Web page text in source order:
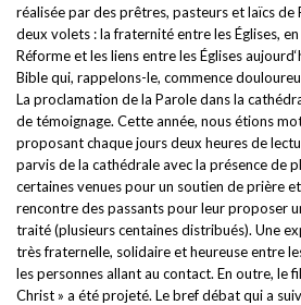
réalisée par des prêtres, pasteurs et laïcs
deux volets : la fraternité entre les Églises,
Réforme et les liens entre les Églises
Bible qui, rappelons-le, commence
La proclamation de la Parole dans la
de témoignage. Cette année, nous étions
proposant chaque jours deux heures de
parvis de la cathédrale avec la présence de
certaines venues pour un soutien de prière
rencontre des passants pour leur proposer
traité (plusieurs centaines distribués). Une
très fraternelle, solidaire et heureuse entre
les personnes allant au contact. En outre, le
Christ » a été projeté. Le bref débat qui a